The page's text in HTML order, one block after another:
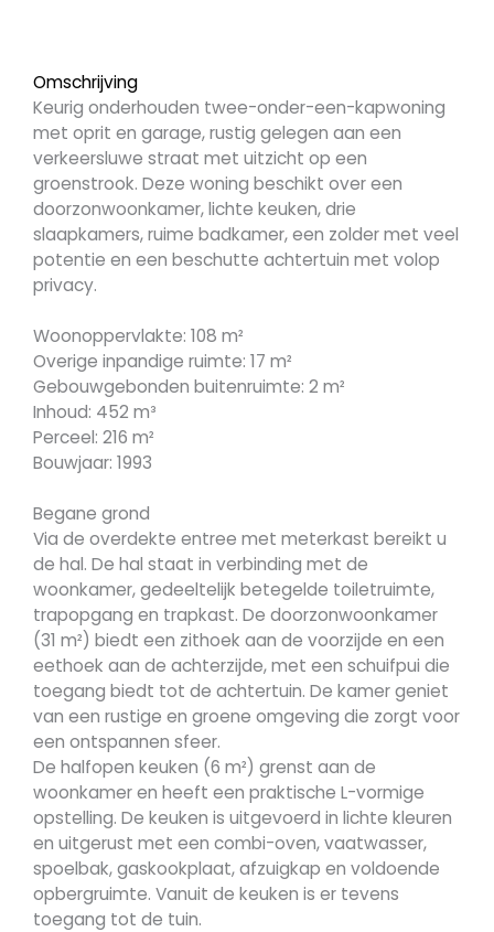
Omschrijving
Keurig onderhouden twee-onder-een-kapwoning
met oprit en garage, rustig gelegen aan een
verkeersluwe straat met uitzicht op een
groenstrook. Deze woning beschikt over een
doorzonwoonkamer, lichte keuken, drie
slaapkamers, ruime badkamer, een zolder met veel
potentie en een beschutte achtertuin met volop
privacy.
Woonoppervlakte: 108 m²
Overige inpandige ruimte: 17 m²
Gebouwgebonden buitenruimte: 2 m²
Inhoud: 452 m³
Perceel: 216 m²
Bouwjaar: 1993
Begane grond
Via de overdekte entree met meterkast bereikt u
de hal. De hal staat in verbinding met de
woonkamer, gedeeltelijk betegelde toiletruimte,
trapopgang en trapkast. De doorzonwoonkamer
(31 m²) biedt een zithoek aan de voorzijde en een
eethoek aan de achterzijde, met een schuifpui die
toegang biedt tot de achtertuin. De kamer geniet
van een rustige en groene omgeving die zorgt voor
een ontspannen sfeer.
De halfopen keuken (6 m²) grenst aan de
woonkamer en heeft een praktische L-vormige
opstelling. De keuken is uitgevoerd in lichte kleuren
en uitgerust met een combi-oven, vaatwasser,
spoelbak, gaskookplaat, afzuigkap en voldoende
opbergruimte. Vanuit de keuken is er tevens
toegang tot de tuin.